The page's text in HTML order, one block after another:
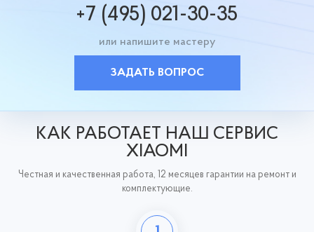
+7 (495) 021-30-35
или напишите мастеру
ЗАДАТЬ ВОПРОС
КАК РАБОТАЕТ НАШ СЕРВИС
XIAOMI
Честная и качественная работа, 12 месяцев гарантии на ремонт и
комплектующие.